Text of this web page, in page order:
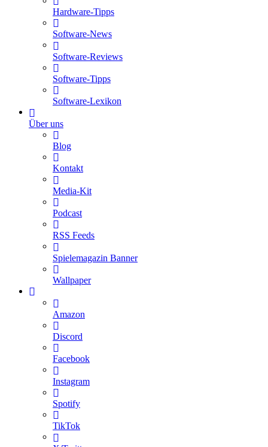
Hardware-Tipps
Software-News
Software-Reviews
Software-Tipps
Software-Lexikon
Über uns
Blog
Kontakt
Media-Kit
Podcast
RSS Feeds
Spielemagazin Banner
Wallpaper
Amazon
Discord
Facebook
Instagram
Spotify
TikTok